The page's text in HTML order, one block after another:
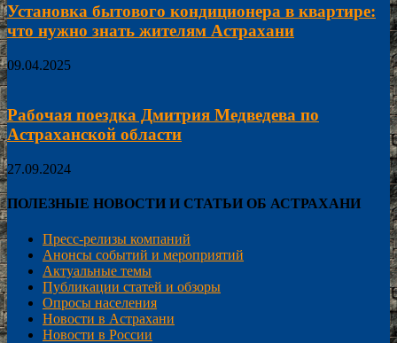
Установка бытового кондиционера в квартире:
что нужно знать жителям Астрахани
09.04.2025
Рабочая поездка Дмитрия Медведева по
Астраханской области
27.09.2024
ПОЛЕЗНЫЕ НОВОСТИ И СТАТЬИ ОБ АСТРАХАНИ
Пресс-релизы компаний
Анонсы событий и мероприятий
Актуальные темы
Публикации статей и обзоры
Опросы населения
Новости в Астрахани
Новости в России